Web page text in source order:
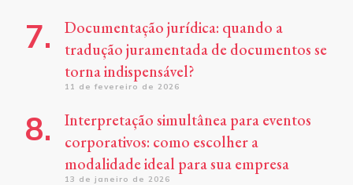
Documentação jurídica: quando a
tradução juramentada de documentos se
torna indispensável?
11 de fevereiro de 2026
Interpretação simultânea para eventos
corporativos: como escolher a
modalidade ideal para sua empresa
13 de janeiro de 2026